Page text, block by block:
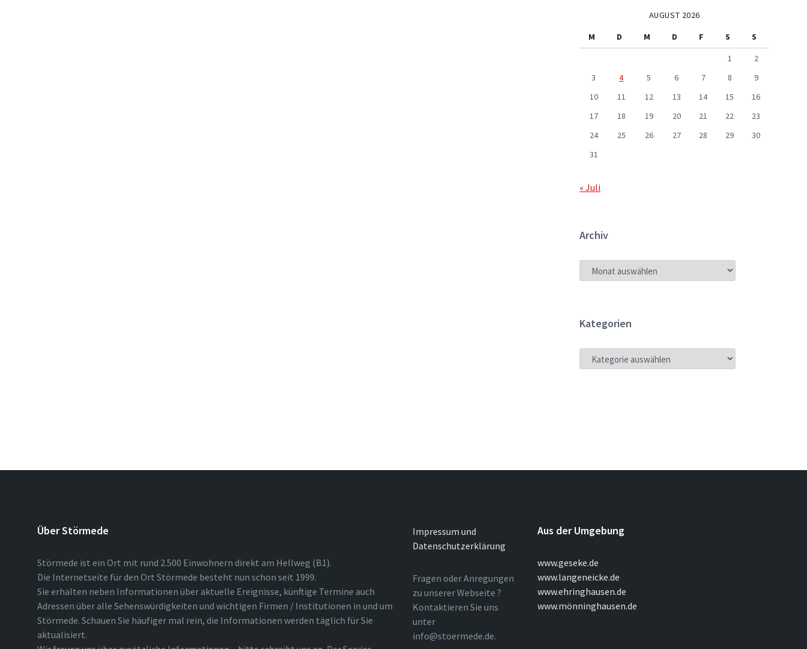
AUGUST 2026
M
D M D F S
S
1
2
3
4 5 6 7 8
9
10
11 12 13 14 15
16
17
18 19 20 21 22
23
24
25 26 27 28 29
30
31
« Juli
Archiv
ARCHIV
Kategorien
KATEGORIEN
Über Störmede
Störmede ist ein Ort mit rund 2.500 Einwohnern direkt am Hellweg (B1).
Die Internetseite für den Ort Störmede besteht nun schon seit 1999.
Sie erhalten neben Informationen über aktuelle Ereignisse, künftige Termine auch
Adressen über alle Sehenswürdigkeiten und wichtigen Firmen / Institutionen in und um
Störmede. Schauen Sie häufiger mal rein, die Informationen werden täglich für Sie
aktualisiert.
Impressum und
Datenschutzerklärung
Fragen oder Anregungen
zu unserer Webseite ?
Kontaktieren Sie uns
unter
info@stoermede.de.
Aus der Umgebung
www.geseke.de
www.langeneicke.de
www.ehringhausen.de
www.mönninghausen.de